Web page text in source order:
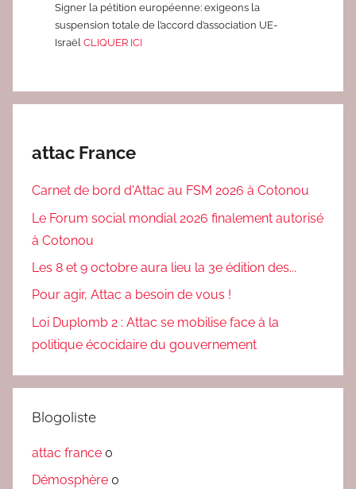
Signer la pétition européenne: exigeons la
suspension totale de l’accord d’association UE-
IsraëlCLIQUER ICI
attac France
Carnet de bord d'Attac au FSM 2026 à Cotonou
Le Forum social mondial 2026 finalement autorisé
à Cotonou
Les 8 et 9 octobre aura lieu la 3e édition des...
Pour agir, Attac a besoin de vous !
Loi Duplomb 2 : Attac se mobilise face à la
politique écocidaire du gouvernement
Blogoliste
attac france 0
Démosphère 0